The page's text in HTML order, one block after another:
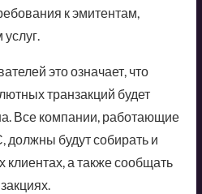
к эмитентам,
это означает, что
транзакций будет
Все компании, работающие
должны будут собирать и
клиентах, а также сообщать